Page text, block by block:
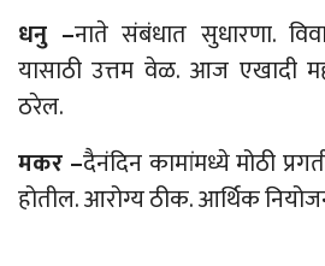
धनु –नाते संबंधात सुधारणा.
यासाठी उत्तम वेळ. आज एखादी
ठरेल.
मकर –दैनंदिन कामांमध्ये मोठी
होतील. आरोग्य ठीक. आर्थिक